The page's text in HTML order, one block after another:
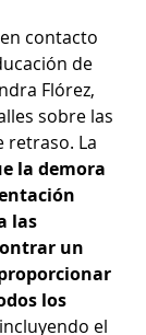
contacto
de
Flórez,
sobre las
retraso. La
la demora
las
un
los
incluyendo el